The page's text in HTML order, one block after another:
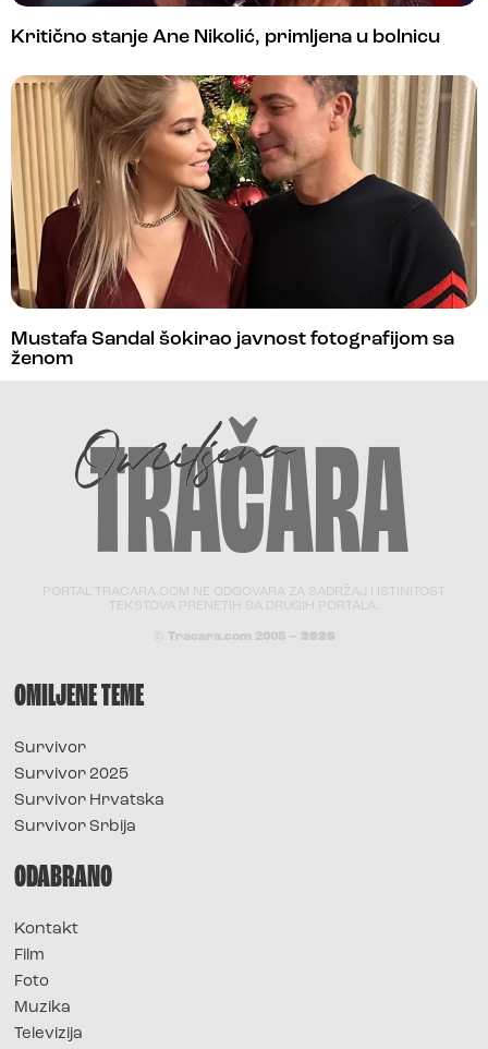
Kritično stanje Ane Nikolić, primljena u bolnicu
Mustafa Sandal šokirao javnost fotografijom sa
ženom
PORTAL TRACARA.COM NE ODGOVARA ZA SADRŽAJ I ISTINITOST
TEKSTOVA PRENETIH SA DRUGIH PORTALA.
© Tracara.com 2008 – 2026
OMILJENE TEME
Survivor
Survivor 2025
Survivor Hrvatska
Survivor Srbija
ODABRANO
Kontakt
Film
Foto
Muzika
Televizija